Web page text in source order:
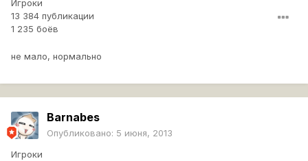
Игроки
13 384 публикации
1 235 боёв
не мало, нормально
Barnabes
Опубликовано: 5 июня, 2013
Игроки